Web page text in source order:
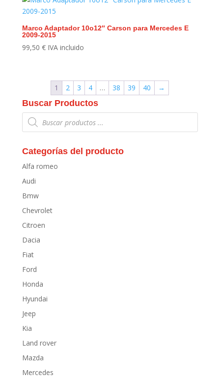
Marco Adaptador 10o12″ Carson para Mercedes E
2009-2015
99,50 € IVA incluido
1 2 3 4 … 38 39 40 →
Buscar Productos
Búsqueda
de
productos
Categorías del producto
Alfa romeo
Audi
Bmw
Chevrolet
Citroen
Dacia
Fiat
Ford
Honda
Hyundai
Jeep
Kia
Land rover
Mazda
Mercedes